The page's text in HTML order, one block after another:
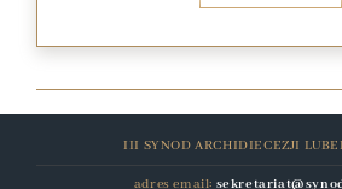
III SYNOD ARCHIDIECEZJI
adres email: